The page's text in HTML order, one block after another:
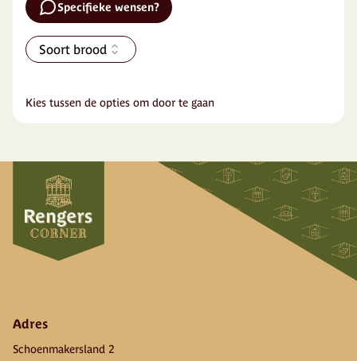
Specifieke wensen?
Soort brood
Kies tussen de opties om door te gaan
Adres
Schoenmakersland 2